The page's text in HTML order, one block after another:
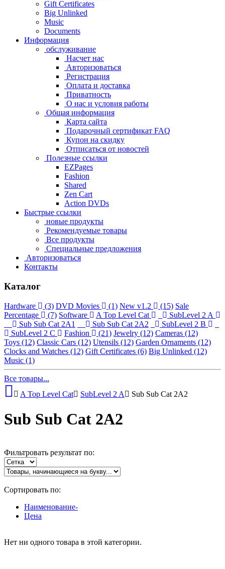
Gift Certificates
Big Unlinked
Music
Documents
Информация
обслуживание
Насчет нас
Авторизоваться
Регистрация
Оплата и доставка
Приватность
О нас и условия работы
Общая информация
Карта сайта
Подарочный сертификат FAQ
Купон на скидку
Отписаться от новостей
Полезные ссылки
EZPages
Fashion
Shared
Zen Cart
Action DVDs
Быстрые ссылки
новые продукты
Рекомендуемые товары
Все продукты
Специальные предложения
Авторизоваться
Контакты
Каталог
Hardware (3) DVD Movies (1) New v1.2 (15) Sale
Percentage
(7) Software A Top Level Cat
SubLevel 2 A
Sub Sub Cat 2A1
Sub Sub Cat 2A2
SubLevel 2 B
SubLevel 2 C
Fashion (21) Jewelry (12) Cameras (12)
Toys (12) Classic Cars (12) Utensils (12) Garden Ornaments (12)
Clocks and Watches (12) Gift Certificates (6) Big Unlinked (12)
Music (1)
Все товары...
A Top Level Cat
SubLevel 2 A Sub Sub Cat 2A2
Sub Sub Cat 2A2
Фильтровать результат по:
Сортировать по:
Наименование-
Цена
Нет ни одного товара в этой категории.